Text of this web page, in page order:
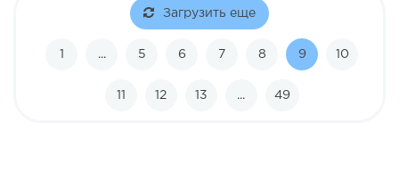
Загрузить еще
1 ... 5 6 7 8 9 10
11 12 13 ... 49